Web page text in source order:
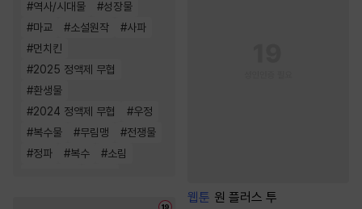
#역사/시대물 #성장물
#마교 #소설원작 #사파
#먼치킨
#2025 정액제 무협
#환생물
#2024 정액제 무협 #우정
#복수물 #무림맹 #전쟁물
#정파 #복수 #소림
웹툰 원 플러스 투